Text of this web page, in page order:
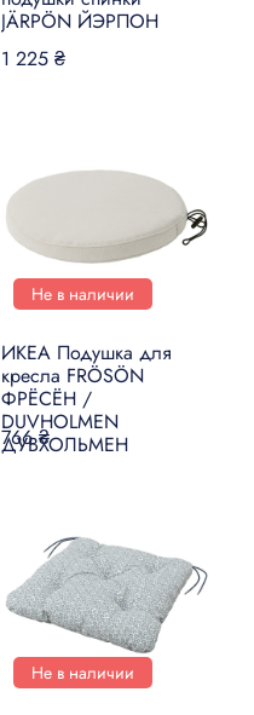
JÄRPÖN ЙЭРПОН
1 225 ₴
Не в наличии
ИКЕА Подушка для
кресла FRÖSÖN
ФРЁСЁН /
DUVHOLMEN
ДУВХОЛЬМЕН
766 ₴
Не в наличии